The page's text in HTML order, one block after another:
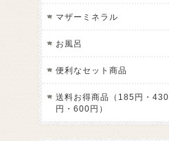
マザーミネラル
お風呂
便利なセット商品
送料お得商品（185円・430
円・600円）